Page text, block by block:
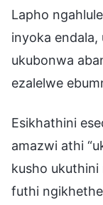
Lapho
inyoka endala,
ukubonwa
ezalelwe
Esikhathini
amazwi athi
kusho ukuthini
futhi